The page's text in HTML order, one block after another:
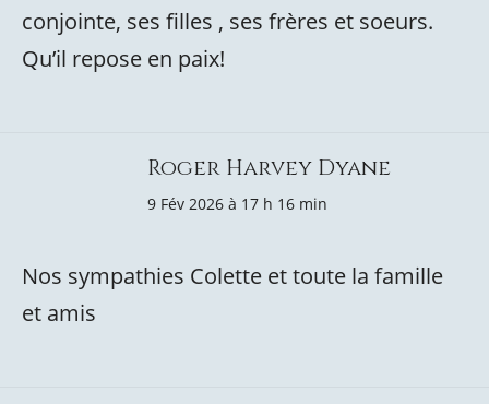
conjointe, ses filles , ses frères et soeurs.
Qu’il repose en paix!
Roger Harvey Dyane
9 Fév 2026 à 17 h 16 min
Nos sympathies Colette et toute la famille
et amis